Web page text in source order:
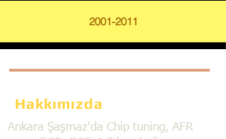
2001-2011
Hakkımızda
Ankara Şaşmaz'da Chip tuning, AFR